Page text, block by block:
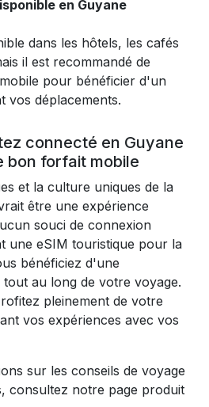
en Guyane
dans les hôtels, les cafés
il est recommandé de
pour bénéficier d'un
vos déplacements.
connecté en Guyane
bon forfait mobile
et la culture uniques de la
être une expérience
souci de connexion
une eSIM touristique pour la
bénéficiez d'une
au long de votre voyage.
pleinement de votre
vos expériences avec vos
sur les conseils de voyage
consultez notre page produit